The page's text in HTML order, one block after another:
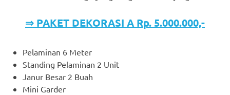
⇒ PAKET DEKORASI A Rp. 5.000.000,-
Pelaminan 6 Meter
Standing Pelaminan 2 Unit
Janur Besar 2 Buah
Mini Garder